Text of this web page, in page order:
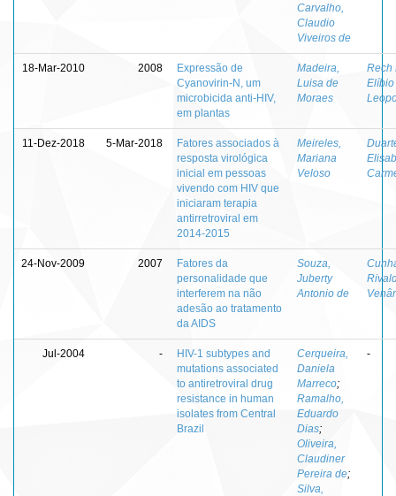
Carvalho,
Claudio
Viveiros de
18-Mar-2010 2008
Expressão de
Cyanovirin-N, um
microbicida anti-HIV,
em plantas
Madeira,
Luisa de
Moraes
Rech
Elíbio
11-Dez-2018 5-Mar-2018
Fatores associados à
resposta virológica
inicial em pessoas
vivendo com HIV que
iniciaram terapia
antirretroviral em
2014-2015
Meireles,
Mariana
Veloso
24-Nov-2009 2007
Fatores da
personalidade que
interferem na não
adesão ao tratamento
da AIDS
Souza,
Juberty
Antonio de
Jul-2004 -
HIV-1 subtypes and
mutations associated
to antiretroviral drug
resistance in human
isolates from Central
Brazil
Cerqueira,
Daniela
Marreco;
Ramalho,
Eduardo
Dias;
Oliveira,
Claudiner
Pereira de;
Silva,
-